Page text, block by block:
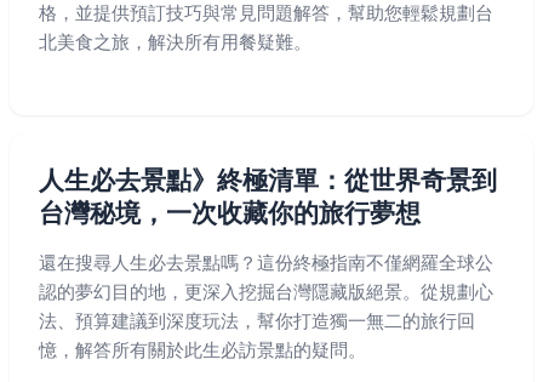
格，並提供預訂技巧與常見問題解答，幫助您輕鬆規劃台
北美食之旅，解決所有用餐疑難。
人生必去景點》終極清單：從世界奇景到
台灣秘境，一次收藏你的旅行夢想
還在搜尋人生必去景點嗎？這份終極指南不僅網羅全球公
認的夢幻目的地，更深入挖掘台灣隱藏版絕景。從規劃心
法、預算建議到深度玩法，幫你打造獨一無二的旅行回
憶，解答所有關於此生必訪景點的疑問。